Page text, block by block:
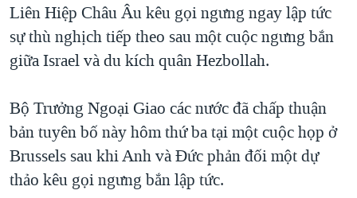
điều
hướng
chính
tới
"Tìm"
DIỄN ĐÀN
MỤC
VẠCH TRẦN TIN GIẢ
NGƯỜI VIỆT HẢI NGOẠI
ĐỜI SỐNG
KINH TẾ
CHUYÊN ĐỀ
CHIẾN TRANH THƯƠNG MẠI CỦA MỸ: QUÁ KHỨ VÀ HIỆN
HÀNH TRÌNH BẦU CỬ 2024
MỘT NĂM CHIẾN TRANH TẠI DẢI GAZA
HỌC TIẾNG ANH
VIDEO
NGHE
Liên Hiệp Châu Âu kêu gọi ngưng ngay lập tức
sự thù nghịch tiếp theo sau một cuộc ngưng bắn
giữa Israel và du kích quân Hezbollah.
Bộ Trưởng Ngoại Giao các nước đã chấp thuận
bản tuyên bố này hôm thứ ba tại một cuộc họp ở
Brussels sau khi Anh và Đức phản đối một dự
thảo kêu gọi ngưng bắn lập tức.